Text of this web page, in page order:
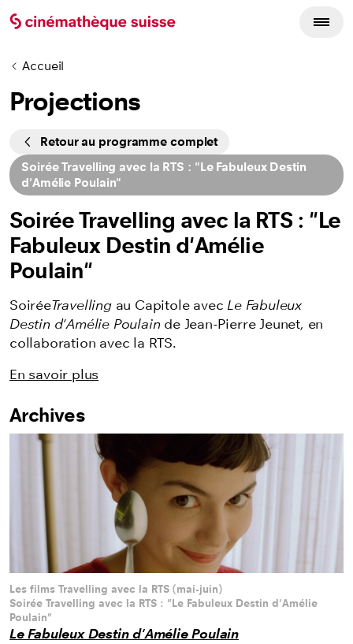
Accueil
Projections
CyclesRetour au programme complet
Soirée Travelling avec la RTS : "Le Fabuleux Destin
d'Amélie Poulain"
Soirée Travelling avec la RTS : "Le
Fabuleux Destin d'Amélie
Poulain"
SoiréeTravellingau Capitole avec Le Fabuleux
Destin d'Amélie Poulain de Jean-Pierre Jeunet, en
collaboration avec la RTS.
En savoir plus
Listing des films
Archives
Les films Travelling avec la RTS (mai-juin)
Soirée Travelling avec la RTS : "Le Fabuleux Destin d'Amélie
Poulain"
Le Fabuleux Destin d'Amélie Poulain